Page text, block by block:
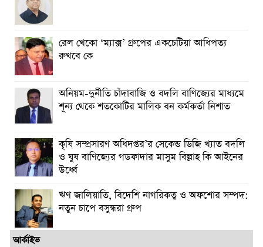
রেল খেকো ‘ম্যাক্স’ গ্রুপের একচেটিয়া আধিপত্য
রুখবে কে
অনিয়ম-দুর্নীতি চাঁদাবাজি ও বদলি বাণিজ্যের মাধ্যমে
শূন্য থেকে শতকোটির মালিক বন কর্মকর্তা নিশাত
কৃষি সম্প্রসারণ অধিদপ্তর’র সেকেন্ড ডিজি খ্যাত বদলি
ও ঘুষ বাণিজ্যের গডফাদার মাসুম বিল্লাহ কি আইনের
উর্ধ্বে
ঋণ জালিয়াতি, বিদেশি নাগরিকত্ব ও অফশোর সম্পদ:
নতুন চাপে বসুন্ধরা গ্রুপ
আর্কাইভ